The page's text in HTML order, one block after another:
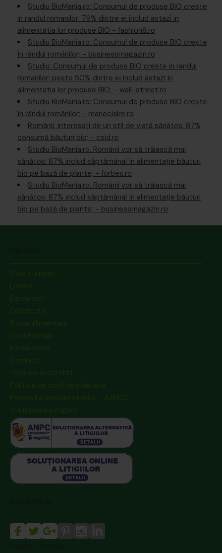
Studiu BioMania.ro: Consumul de produse BIO creste
in randul romanilor: 79% dintre ei includ astazi in
alimentatia lor produse BIO - fashion8.ro
Studiu BioMania.ro: Consumul de produse BIO creşte
în rândul românilor; - businessmagazin.ro
Studiu: Consumul de produse BIO creste in randul
romanilor: peste 50% dintre ei includ astazi in
alimentatia lor produse BIO; - wall-street.ro
Studiu BioMania.ro: Consumul de produse BIO crește
în rândul românilor; - marieclaire.ro
Românii, interesaţi de un stil de viaţă sănătos. 87%
consumă băuturi bio; - csid.ro
Studiu BioMania.ro. Românii vor să trăiască mai
sănătos: 87% includ săptămânal în alimentație băuturi
bio pe bază de plante; - forbes.ro
Studiu BioMania.ro. Românii vor să trăiască mai
sănătos: 87% includ săptămânal în alimentaţie băuturi
bio pe bază de plante; - businessmagazin.ro